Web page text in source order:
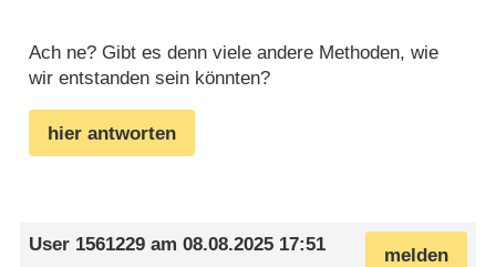
Ach ne? Gibt es denn viele andere Methoden, wie
wir entstanden sein könnten?
hier antworten
melden
User 1561229 am08.08.2025 17:51